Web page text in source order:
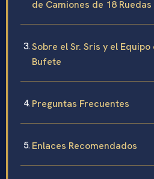
de Camiones de 18 Ruedas
Sobre el Sr. Sris y el
Bufete
Preguntas Frecuentes
Enlaces Recomendados